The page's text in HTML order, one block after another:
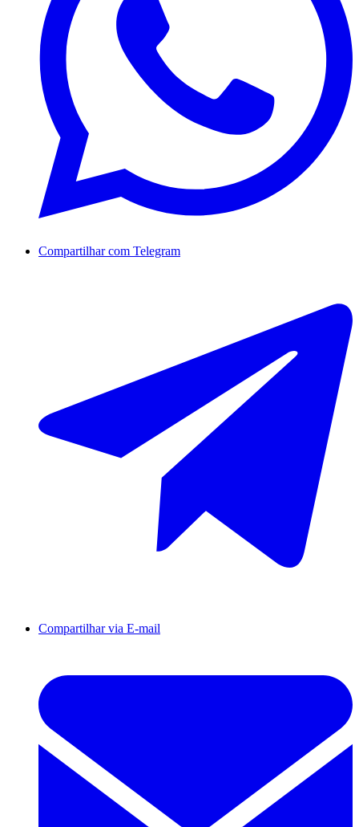
Compartilhar com Telegram
Compartilhar via E-mail